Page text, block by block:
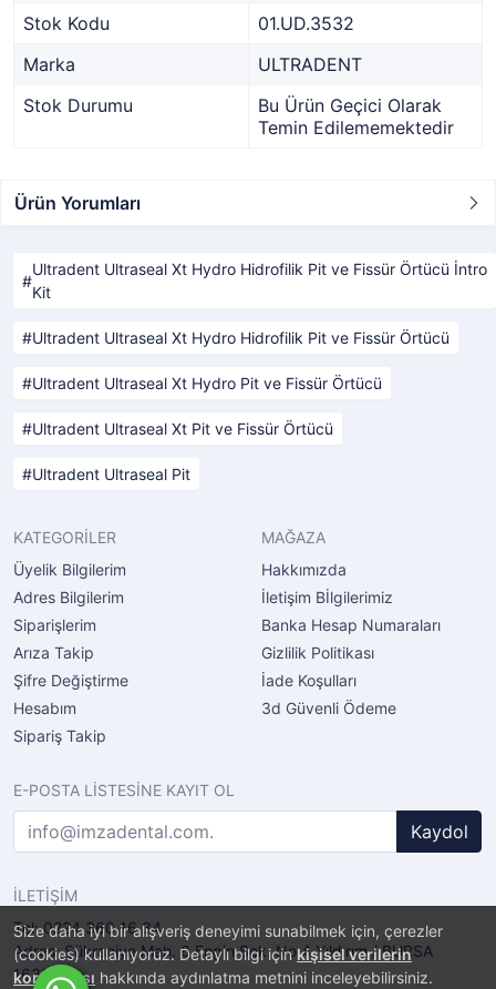
Size daha iyi bir alışveriş deneyimi sunabilmek için, çerezler
(cookies) kullanıyoruz. Detaylı bilgi içinkişisel verilerin
korunması hakkında aydınlatma metnini inceleyebilirsiniz.
Stok Kodu
01.UD.3532
Marka
ULTRADENT
Stok Durumu
Bu Ürün Geçici Olarak
Temin Edilememektedir
Ürün Yorumları
Ultradent Ultraseal Xt Hydro Hidrofilik Pit ve Fissür Örtücü İntro
Kit
Ultradent Ultraseal Xt Hydro Hidrofilik Pit ve Fissür Örtücü
Ultradent Ultraseal Xt Hydro Pit ve Fissür Örtücü
Ultradent Ultraseal Xt Pit ve Fissür Örtücü
Ultradent Ultraseal Pit
KATEGORİLER
Üyelik Bilgilerim
Adres Bilgilerim
Siparişlerim
Arıza Takip
Şifre Değiştirme
Hesabım
Sipariş Takip
MAĞAZA
Hakkımızda
İletişim Bİlgilerimiz
Banka Hesap Numaraları
Gizlilik Politikası
İade Koşulları
3d Güvenli Ödeme
E-POSTA LİSTESİNE KAYIT OL
Kaydol
İLETİŞİM
Tel: 0224 360 16 34
Adres: Şükraniye Mah. 6.Engin Sok. No.4 Yıldırım / BURSA
16320